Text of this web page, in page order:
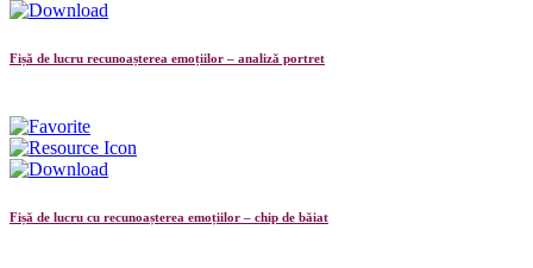
Fișă de lucru recunoașterea emoțiilor – analiză portret
Fișă de lucru cu recunoașterea emoțiilor – chip de băiat